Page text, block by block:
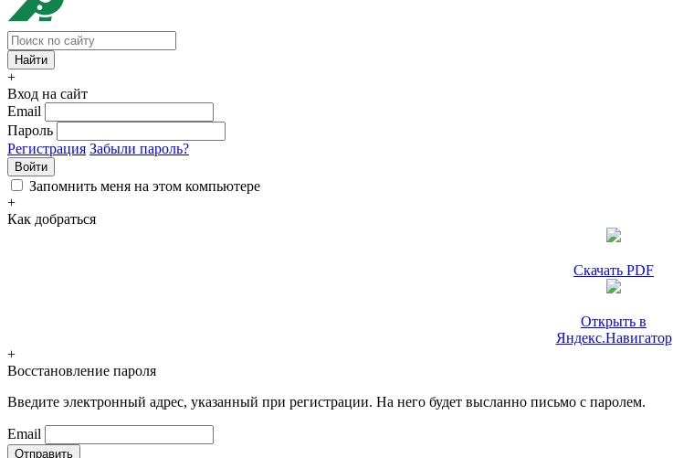
+
Вход на сайт
Email
Пароль
Регистрация Забыли пароль?
Войти
Запомнить меня на этом компьютере
+
Как добраться
Скачать PDF
Открыть в
Яндекс.Навигатор
+
Восстановление пароля
Введите электронный адрес, указанный при регистрации. На него будет высланно письмо с паролем.
Email